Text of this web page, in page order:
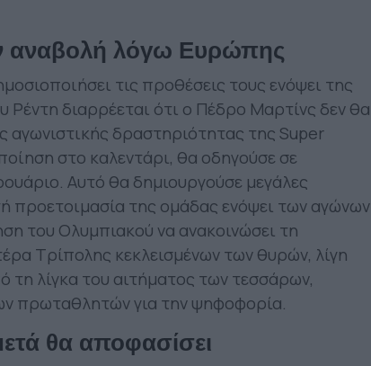
αναβολή λόγω Ευρώπης
τις προθέσεις τους ενόψει της
διαρρέεται ότι ο Πέδρο Μαρτίνς δεν θα
αγωνιστικής δραστηριότητας της Super
στο καλεντάρι, θα οδηγούσε σε
Αυτό θα δημιουργούσε μεγάλες
προετοιμασία της ομάδας ενόψει των αγώνων
του Ολυμπιακού να ανακοινώσει τη
Τρίπολης κεκλεισμένων των θυρών, λίγη
λίγκα του αιτήματος των τεσσάρων,
πρωταθλητών για την ψηφοφορία.
θα αποφασίσει